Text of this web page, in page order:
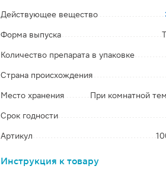
Действующее вещество
Форма выпуска
Количество препарата в упаковке
Страна происхождения
Место хранения При комнатной
Срок годности
Артикул
Инструкция к товару